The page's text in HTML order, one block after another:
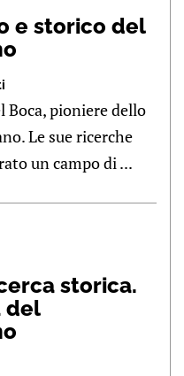
e storico del
Boca, pioniere dello
Le sue ricerche
un campo di ...
storica.
del